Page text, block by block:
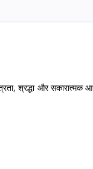
श्रद्धा और सकारात्मक